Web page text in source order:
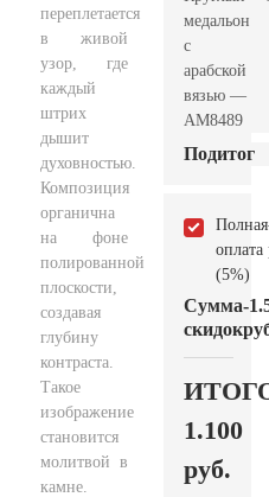
переплетается
в живой
узор, где
каждый
штрих
дышит
духовностью.
Композиция
органична
на фоне
полированной
плоскости,
создавая
глубину
контраста.
Такое
изображение
становится
молитвой в
камне.
медальон
с
арабской
вязью —
AM8489
Подитог
Полная
оплата
(5%)
Сумма
скидок
-
1.100
руб.